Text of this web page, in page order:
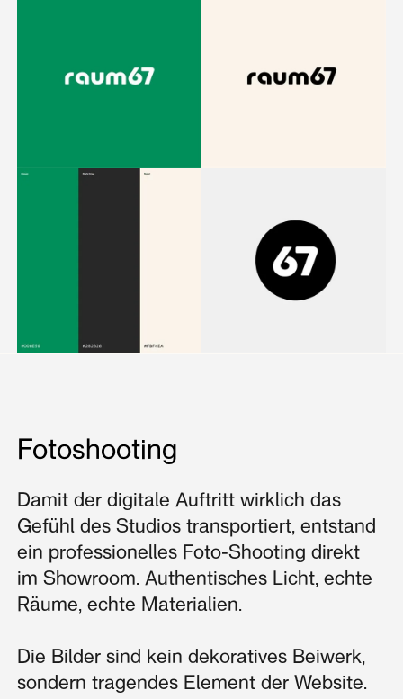
Fotoshooting
Damit der digitale Auftritt wirklich das
Gefühl des Studios transportiert, entstand
ein professionelles Foto-Shooting direkt
im Showroom. Authentisches Licht, echte
Räume, echte Materialien.
Die Bilder sind kein dekoratives Beiwerk,
sondern tragendes Element der Website.